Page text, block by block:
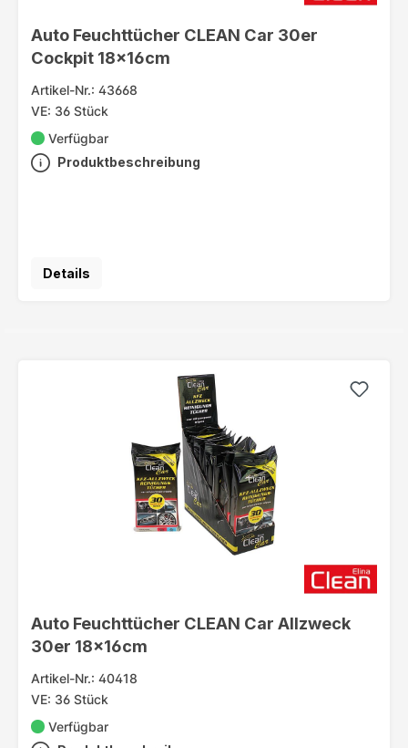
Auto Feuchttücher CLEAN Car 30er
Cockpit 18x16cm
Artikel-Nr.: 43668
VE: 36 Stück
Verfügbar
Produktbeschreibung
Details
Auto Feuchttücher CLEAN Car Allzweck
30er 18x16cm
Artikel-Nr.: 40418
VE: 36 Stück
Verfügbar